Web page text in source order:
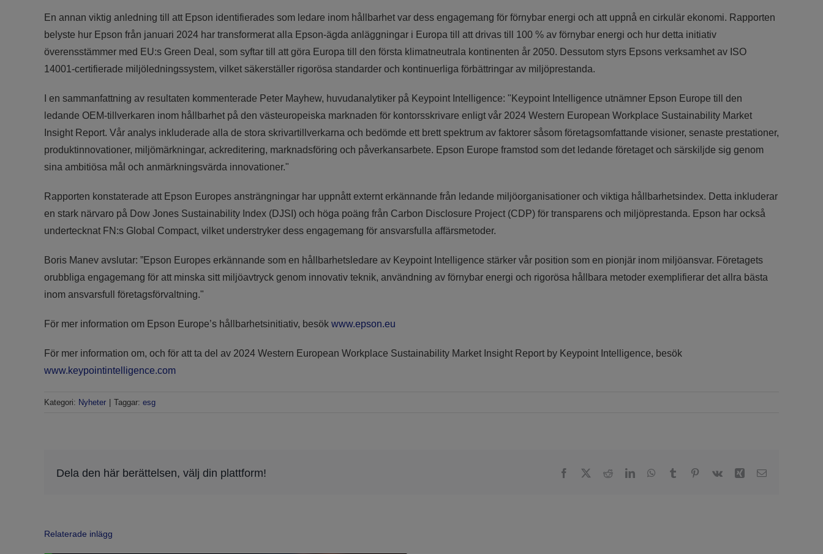
En annan viktig anledning till att Epson identifierades som ledare inom hållbarhet var dess engagemang för förnybar energi och att uppnå en cirkulär ekonomi. Rapporten
belyste hur Epson från januari 2024 har transformerat alla Epson-ägda anläggningar i Europa till att drivas till 100 % av förnybar energi och hur detta initiativ
överensstämmer med EU:s Green Deal, som syftar till att göra Europa till den första klimatneutrala kontinenten år 2050. Dessutom styrs Epsons verksamhet av ISO
14001-certifierade miljöledningssystem, vilket säkerställer rigorösa standarder och kontinuerliga förbättringar av miljöprestanda.
I en sammanfattning av resultaten kommenterade Peter Mayhew, huvudanalytiker på Keypoint Intelligence: "Keypoint Intelligence utnämner Epson Europe till den
ledande OEM-tillverkaren inom hållbarhet på den västeuropeiska marknaden för kontorsskrivare enligt vår 2024 Western European Workplace Sustainability Market
Insight Report. Vår analys inkluderade alla de stora skrivartillverkarna och bedömde ett brett spektrum av faktorer såsom företagsomfattande visioner, senaste prestationer,
produktinnovationer, miljömärkningar, ackreditering, marknadsföring och påverkansarbete. Epson Europe framstod som det ledande företaget och särskiljde sig genom
sina ambitiösa mål och anmärkningsvärda innovationer."
Rapporten konstaterade att Epson Europes ansträngningar har uppnått externt erkännande från ledande miljöorganisationer och viktiga hållbarhetsindex. Detta inkluderar
en stark närvaro på Dow Jones Sustainability Index (DJSI) och höga poäng från Carbon Disclosure Project (CDP) för transparens och miljöprestanda. Epson har också
undertecknat FN:s Global Compact, vilket understryker dess engagemang för ansvarsfulla affärsmetoder.
Boris Manev avslutar: ”Epson Europes erkännande som en hållbarhetsledare av Keypoint Intelligence stärker vår position som en pionjär inom miljöansvar. Företagets
orubbliga engagemang för att minska sitt miljöavtryck genom innovativ teknik, användning av förnybar energi och rigorösa hållbara metoder exemplifierar det allra bästa
inom ansvarsfull företagsförvaltning."
För mer information om Epson Europe’s hållbarhetsinitiativ, besök www.epson.eu
För mer information om, och för att ta del av 2024 Western European Workplace Sustainability Market Insight Report by Keypoint Intelligence, besök
www.keypointintelligence.com
Kategori: Nyheter Taggar: esg
Dela den här berättelsen, välj din plattform! FacebookRedditLinkedInWhatsApp
Tumblr Pinterest
Vk XingEmail
Relaterade inlägg